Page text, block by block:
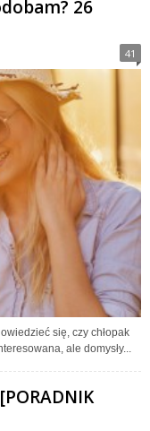
26
41
się, czy chłopak
ale domysły...